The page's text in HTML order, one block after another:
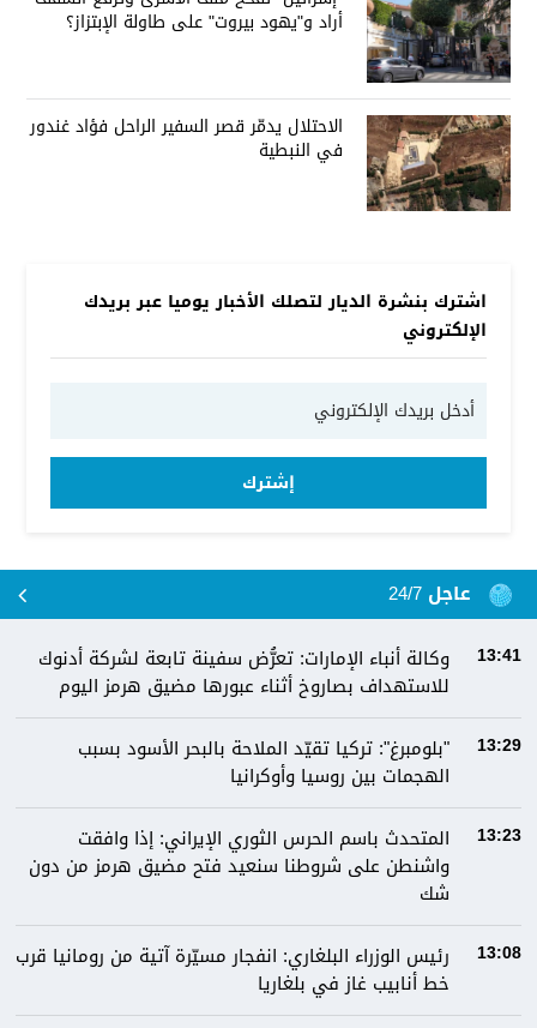
أراد و"يهود بيروت" على طاولة الإبتزاز؟
الاحتلال يدمّر قصر السفير الراحل فؤاد غندور
في النبطية
اشترك بنشرة الديار لتصلك الأخبار يوميا عبر بريدك
الإلكتروني
إشترك
عاجل 24/7
13:41
وكالة أنباء الإمارات: تعرُّض سفينة تابعة لشركة أدنوك
للاستهداف بصاروخ أثناء عبورها مضيق هرمز اليوم
13:29
"بلومبرغ": تركيا تقيّد الملاحة بالبحر الأسود بسبب
الهجمات بين روسيا وأوكرانيا
13:23
المتحدث باسم الحرس الثوري الإيراني: إذا وافقت
واشنطن على شروطنا سنعيد فتح مضيق هرمز من دون
شك
13:08
رئيس الوزراء البلغاري: انفجار مسيّرة آتية من رومانيا قرب
خط أنابيب غاز في بلغاريا